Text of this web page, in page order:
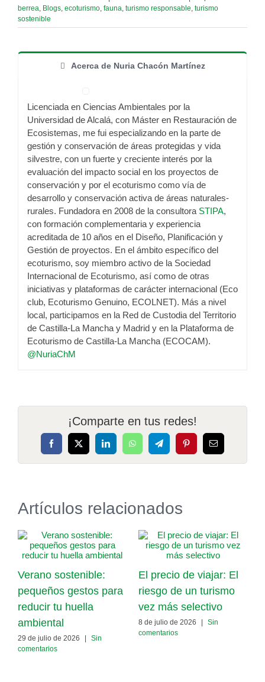
berrea, Blogs, ecoturismo, fauna, turismo responsable, turismo
sostenible
Acerca de Nuria Chacón Martínez
Licenciada en Ciencias Ambientales por la
Universidad de Alcalá, con Máster en Restauración de
Ecosistemas, me fui especializando en la parte de
gestión y conservación de áreas protegidas y vida
silvestre, con un fuerte y creciente interés por la
evaluación del impacto social en los proyectos de
conservación y por el ecoturismo como vía de
desarrollo y conservación activa de áreas naturales-
rurales. Fundadora en 2008 de la consultora STIPA,
con formación complementaria y experiencia
acreditada de 10 años en el Diseño, Planificación y
Gestión de proyectos. En el ámbito específico del
ecoturismo, soy miembro activo de la Sociedad
Internacional de Ecoturismo, así como de otras
iniciativas y plataformas de carácter internacional (Eco
club, Ecoturismo Genuino, ECOLNET). Más a nivel
local, participamos en la Red de Custodia del Territorio
de Castilla-La Mancha y Madrid y en la Plataforma de
Ecoturismo de Castilla-La Mancha (ECOCAM).
@NuriaChM
¡Comparte en tus redes!
Facebook
X LinkedInWhatsAppTelegramPinterestCorreo
electrónico
Artículos relacionados
Verano sostenible:
pequeños gestos para
reducir tu huella
ambiental
29 de julio de 2026 |
Sin
comentarios
El precio de viajar: El
riesgo de un turismo
vez más selectivo
8 de julio de 2026 |
Sin
comentarios